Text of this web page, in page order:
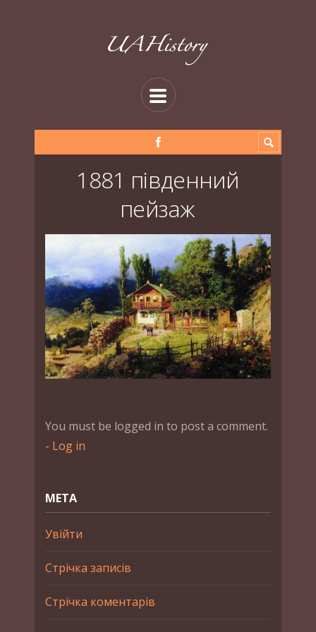
1881 південний
пейзаж
You must be logged in to post a comment.
- Log in
МЕТА
Увійти
Стрічка записів
Стрічка коментарів